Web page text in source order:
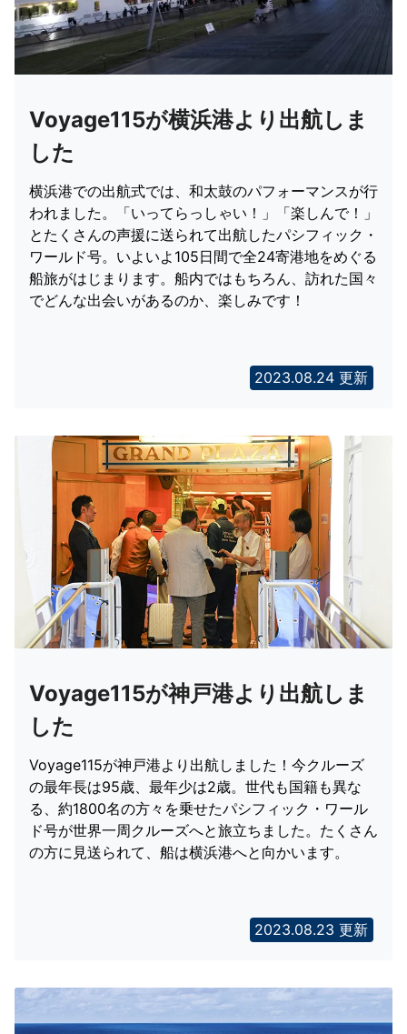
Voyage115が横浜港より出航しま
した
横浜港での出航式では、和太鼓のパフォーマンスが行
われました。「いってらっしゃい！」「楽しんで！」
とたくさんの声援に送られて出航したパシフィック・
ワールド号。いよいよ105日間で全24寄港地をめぐる
船旅がはじまります。船内ではもちろん、訪れた国々
でどんな出会いがあるのか、楽しみです！
2023.08.24 更新
Voyage115が神戸港より出航しま
した
Voyage115が神戸港より出航しました！今クルーズ
の最年長は95歳、最年少は2歳。世代も国籍も異な
る、約1800名の方々を乗せたパシフィック・ワール
ド号が世界一周クルーズへと旅立ちました。たくさん
の方に見送られて、船は横浜港へと向かいます。
2023.08.23 更新